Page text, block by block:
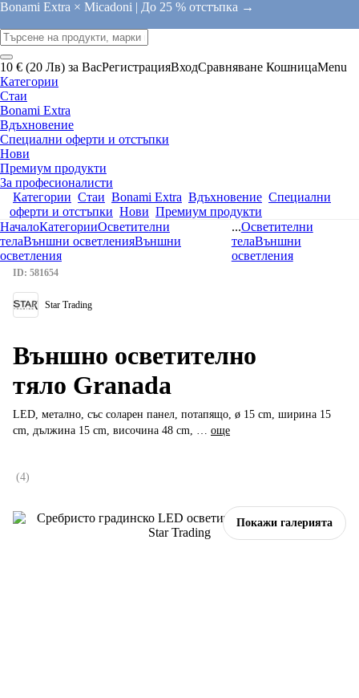
Bonami Extra × Micadoni | До 25 % отстъпка →
10 € (20 Лв) за ВасРегистрацияВходСравняване КошницаMenu
Категории
Стаи
Bonami Extra
Вдъхновение
Специални оферти и отстъпки
Нови
Премиум продукти
За професионалисти
Категории Стаи Bonami Extra Вдъхновение Специални
оферти и отстъпки Нови Премиум продукти
НачалоКатегорииОсветителни
телаВъншни осветленияВъншни
осветления
...Осветителни
телаВъншни
осветления
Покажи галерията
ID: 581654
Star Trading
Външно осветително
тяло Granada
LED, метално, със соларен панел, потапящо, ø 15 cm, ширина 15
cm, дължина 15 cm, височина 48 cm, … още
(4)